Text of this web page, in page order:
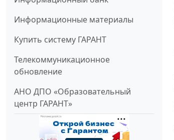
Информационные материалы
Купить систему ГАРАНТ
Телекоммуникационное
обновление
АНО ДПО «Образовательный
центр ГАРАНТ»